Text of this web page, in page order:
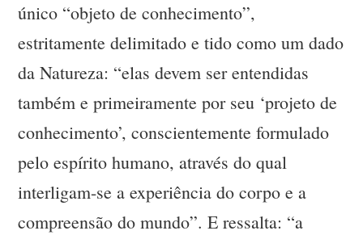
único “objeto de conhecimento”,
estritamente delimitado e tido como um dado
da Natureza: “elas devem ser entendidas
também e primeiramente por seu ‘projeto de
conhecimento’, conscientemente formulado
pelo espírito humano, através do qual
interligam-se a experiência do corpo e a
compreensão do mundo”. E ressalta: “a